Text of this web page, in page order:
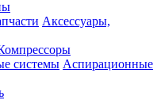
Аксессуары,
Аспирационные